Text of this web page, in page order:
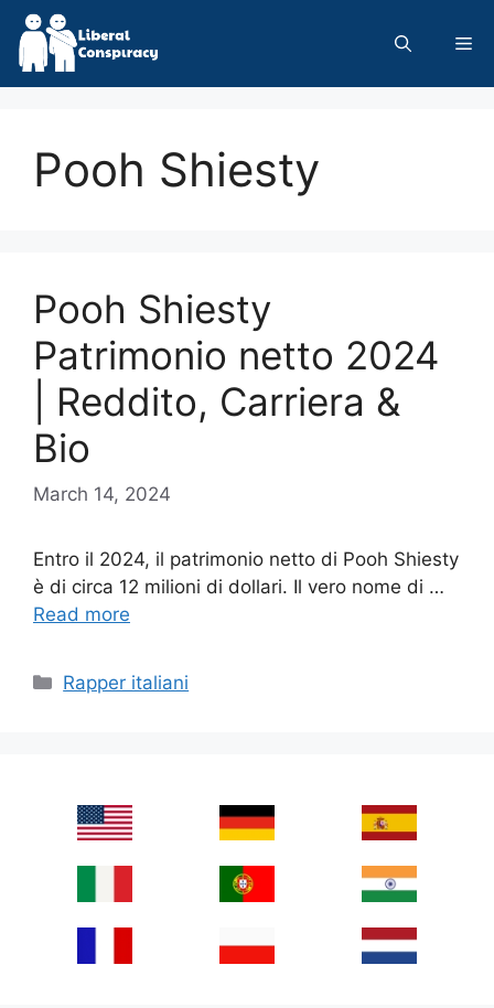
Skip
content
Pooh Shiesty
Pooh Shiesty
Patrimonio netto 2024
| Reddito, Carriera &
Bio
March 14, 2024
Entro il 2024, il patrimonio netto di Pooh Shiesty
è di circa 12 milioni di dollari. Il vero nome di …
Read more
Categories
Rapper italiani